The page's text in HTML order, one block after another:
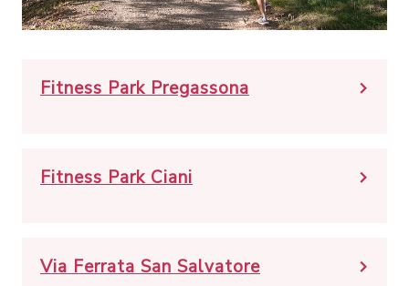
Fitness Park Pregassona
Fitness Park Ciani
Via Ferrata San Salvatore